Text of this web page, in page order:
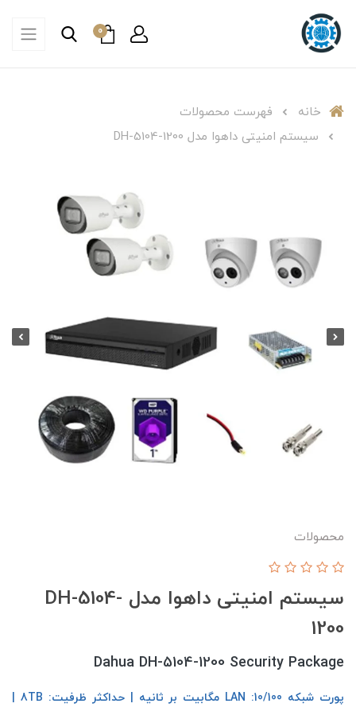
0
خانه
فهرست محصولات
سیستم امنیتی داهوا مدل DH-5104-1200
محصولات
سیستم امنیتی داهوا مدل DH-5104-
1200
Dahua DH-5104-1200 Security Package